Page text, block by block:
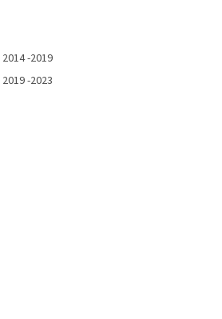
2014 -2019
2019 -2023